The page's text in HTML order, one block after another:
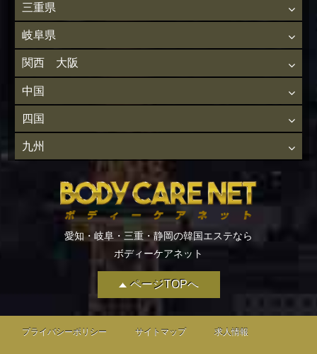
ページTOPへ
三重県
岐阜県
関西 大阪
中国
四国
九州
愛知・岐阜・三重・静岡の韓国エステなら
ボディーケアネット
プライバシーポリシー サイトマップ 求人情報